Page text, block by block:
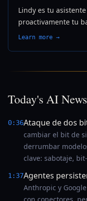
Lindy es tu
proactivamente tu
Learn more →
Today's AI
0:36Ataque de dos
cambiar el bit de
derrumbar
clave: sabotaje,
1:37Agentes
Anthropic y